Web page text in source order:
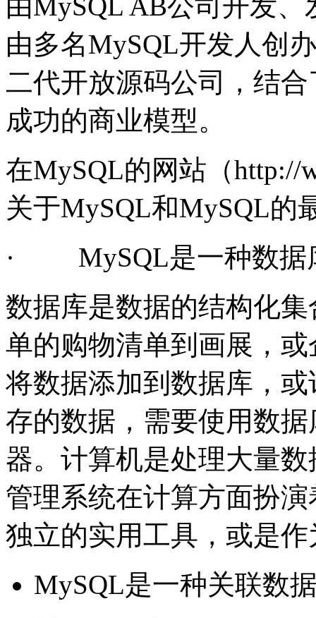
由MySQL AB公司开发
由多名MySQL开发人创
二代开放源码公司，结
成功的商业模型。
在MySQL的网站（http://
关于MySQL和MySQL的
·
MySQL是一种数
数据库是数据的结构化
单的购物清单到画展，
将数据添加到数据库，
存的数据，需要使用数
器。计算机是处理大量
管理系统在计算方面扮
独立的实用工具，或是
MySQL是一种关联数